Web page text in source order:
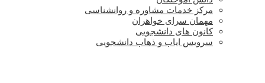
مرکز خدمات مشاوره و روانشناسی
مهمان سرای خواهران
کانون های دانشجویی
سرویس ایاب و ذهاب دانشجویی